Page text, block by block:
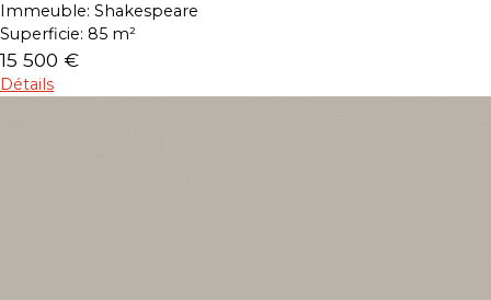
Immeuble: Shakespeare
Superficie: 85 m²
15 500 €
Détails